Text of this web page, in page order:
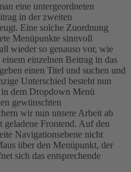
eine untergeordneten
in der zweiten
Eine solche Zuordnung
Menüpunkte sinnvoll
wieder so genauso vor, wie
einzelnen Beitrag in das
einen Titel und suchen und
Unterschied besteht nun
dem Dropdown Menü
gewünschten
wir nun unsere Arbeit ab
Frontend. Auf den
Navigationsebene nicht
über den Menüpunkt, der
sich das entsprechende